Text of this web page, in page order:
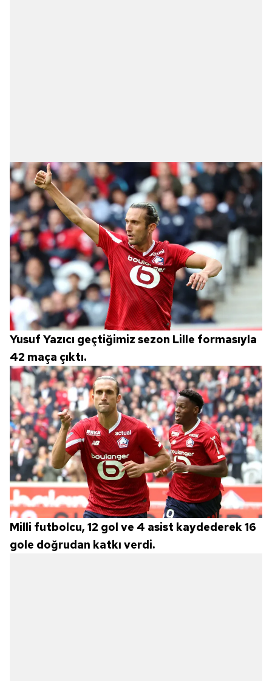
Yusuf Yazıcı geçtiğimiz sezon Lille formasıyla
42 maça çıktı.
Milli futbolcu, 12 gol ve 4 asist kaydederek 16
gole doğrudan katkı verdi.